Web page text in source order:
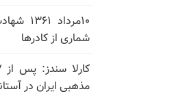
شماری از کادرها
مذهبی ایران در